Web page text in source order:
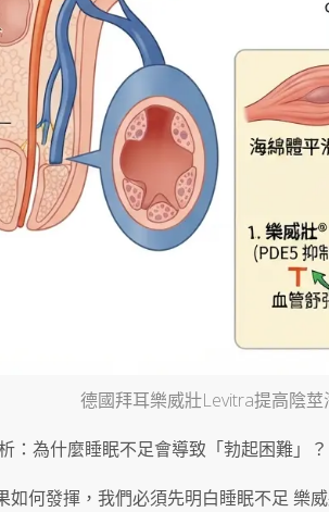
德國拜耳樂威壯Levitra提高陰
：為什麼睡眠不足會導致「勃起困難」？
如何發揮，我們必須先明白睡眠不足 樂